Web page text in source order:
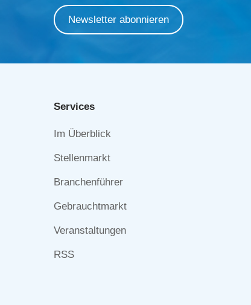
Newsletter abonnieren
Services
Navigation
Im Überblick
Stellenmarkt
Branchenführer
Gebrauchtmarkt
Veranstaltungen
RSS